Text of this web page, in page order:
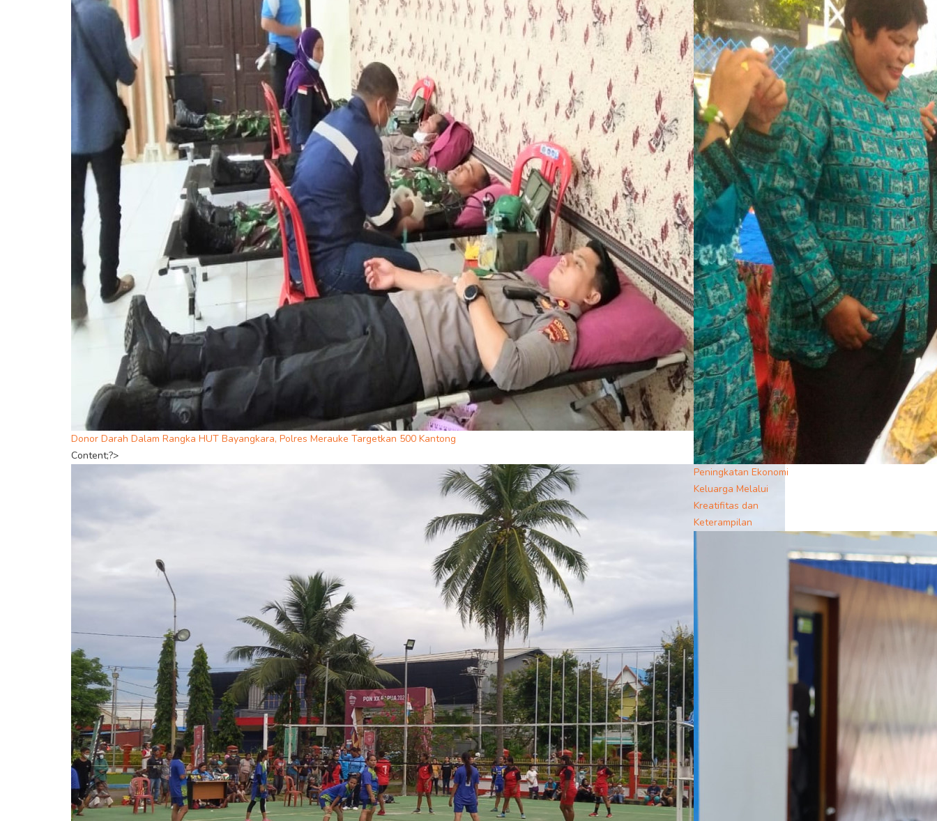
Donor Darah Dalam Rangka HUT Bayangkara, Polres Merauke Targetkan 500 Kantong
Content;?>
Peningkatan Ekonomi
Keluarga Melalui
Kreatifitas dan
Keterampilan